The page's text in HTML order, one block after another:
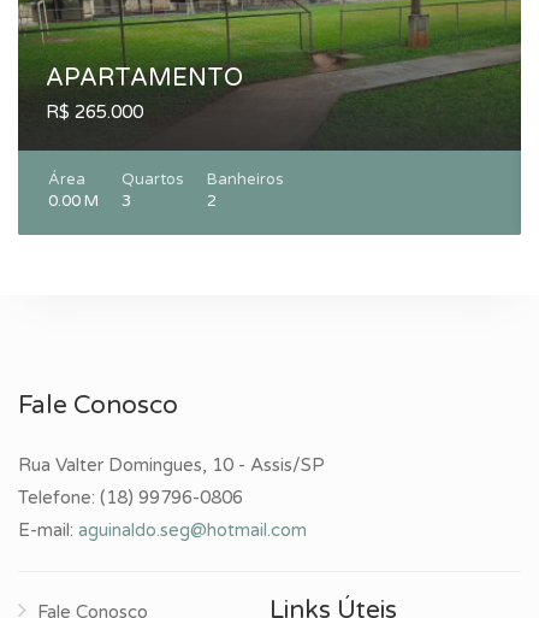
APARTAMENTO
R$ 265.000
Área
0.00 M
Quartos
3
Banheiros
2
Fale Conosco
Rua Valter Domingues, 10 - Assis/SP
Telefone: (18) 99796-0806
E-mail: aguinaldo.seg@hotmail.com
Fale Conosco Links Úteis